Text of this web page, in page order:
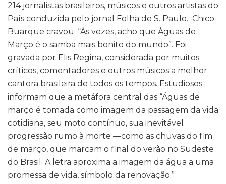
214 jornalistas brasileiros, músicos e outros artistas do
País conduzida pelo jornal Folha de S. Paulo. Chico
Buarque cravou: “Às vezes, acho que Águas de
Março é o samba mais bonito do mundo”. Foi
gravada por Elis Regina, considerada por muitos
críticos, comentadores e outros músicos a melhor
cantora brasileira de todos os tempos. Estudiosos
informam que a metáfora central das “Águas de
março é tomada como imagem da passagem da vida
cotidiana, seu moto contínuo, sua inevitável
progressão rumo à morte —como as chuvas do fim
de março, que marcam o final do verão no Sudeste
do Brasil. A letra aproxima a imagem da água a uma
promessa de vida, símbolo da renovação.”